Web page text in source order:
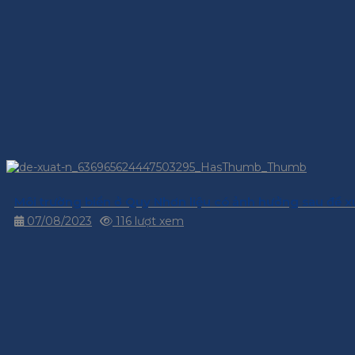
Môi trường biển ở Quy Nhơn liệu có ảnh hưởng sau đề
07/08/2023 116 lượt xem